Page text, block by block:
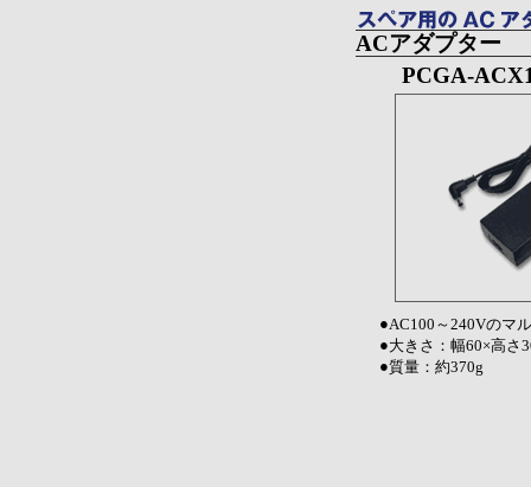
ACアダプター
PCGA-
●AC100～240Vのマ
●大きさ：幅60×高さ
●質量：約370g